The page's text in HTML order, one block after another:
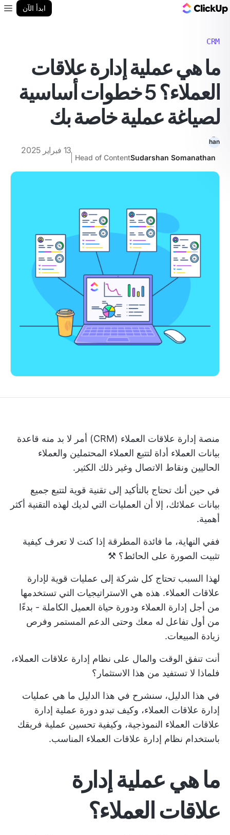
ابدأ الآن
CRM
ما هي عملية إدارة علاقات
العملاء؟ 5 خطوات أساسية
لصياغة عملية خاصة بك
Sudarshan Somanathan
Head of Content
13 فبراير 2025
منصة إدارة علاقات العملاء (CRM) أمر لا بد منه
قاعدة
بيانات العملاء أداة لتتبع العملاء المحتملين والعملاء
الحاليين ونقاط الاتصال وغير ذلك الكثير.
في حين أنك تحتاج بالتأكيد إلى تقنية قوية لتتبع جميع
بيانات عملائك، إلا أن العمليات التي لديك لهذه التقنية أكثر
أهمية.
ففي النهاية، ما فائدة المطرقة إذا كنت لا تعرف كيفية
تثبيت الصورة على الحائط؟ ⚒️
لهذا السبب تحتاج كل شركة إلى عمليات قوية لإدارة
علاقات العملاء. هذه هي الاستراتيجيات التي تستخدمها
من أجل إدارة العملاء ودورة حياة العميل الكاملة - بدءًا
من أول تفاعل له معك وحتى الدعم المستمر وفرص
زيادة المبيعات.
أنت تنفق الوقت والمال على نظام إدارة علاقات العملاء،
فلماذا لا تستفيد من هذا الاستثمار؟
في هذا الدليل، سنشرح في هذا الدليل ما هي عمليات
إدارة علاقات العملاء، وكيف تبدو دورة عملية إدارة
علاقات العملاء النموذجية، وكيفية تحسين عملية فريقك
باستخدام نظام إدارة علاقات العملاء المناسب.
ما هي عملية إدارة
علاقات العملاء؟